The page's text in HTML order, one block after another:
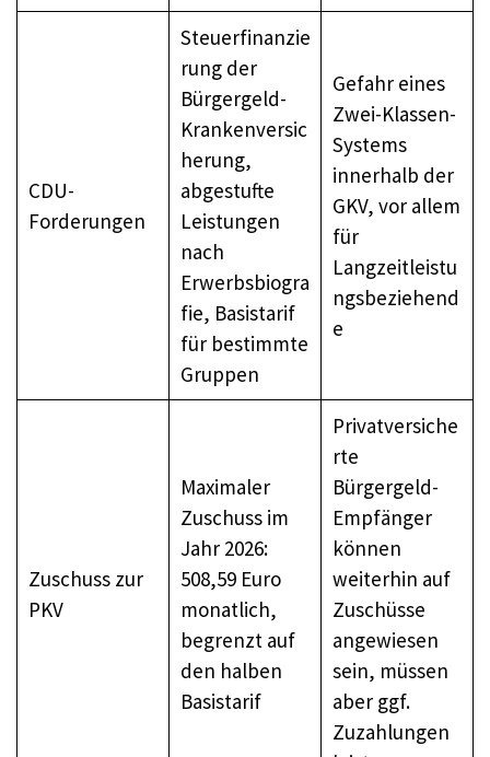
CDU-
Forderungen
Steuerfinanzie
rung der
Bürgergeld-
Krankenversic
herung,
abgestufte
Leistungen
nach
Erwerbsbiogra
fie, Basistarif
für bestimmte
Gruppen
Gefahr eines
Zwei-Klassen-
Systems
innerhalb der
GKV, vor allem
für
Langzeitleistu
ngsbeziehend
e
Zuschuss zur
PKV
Maximaler
Zuschuss im
Jahr 2026:
508,59 Euro
monatlich,
begrenzt auf
den halben
Basistarif
Privatversiche
rte
Bürgergeld-
Empfänger
können
weiterhin auf
Zuschüsse
angewiesen
sein, müssen
aber ggf.
Zuzahlungen